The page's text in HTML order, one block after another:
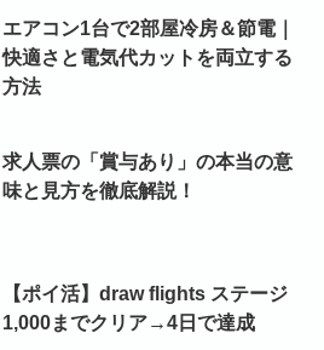
エアコン1台で2部屋冷房＆節電｜
快適さと電気代カットを両立する
方法
求人票の「賞与あり」の本当の意
味と見方を徹底解説！
【ポイ活】draw flights ステージ
1,000までクリア→4日で達成